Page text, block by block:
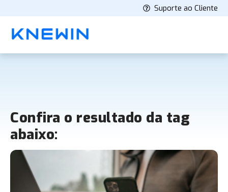
Suporte ao Cliente
Confira o resultado da tag
abaixo: